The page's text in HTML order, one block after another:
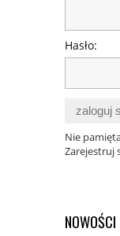
Hasło:
zaloguj
Nie
Zarejestruj
NOWOŚCI